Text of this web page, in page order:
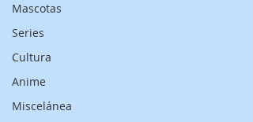
Mascotas
Series
Cultura
Anime
Miscelánea